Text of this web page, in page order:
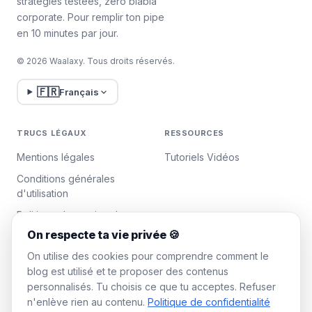
c'est peut-être un signe qu'elle vous a
supprimé de ses contacts. Soyez attentif
à ces petits indices ! 👀
méthode infaillible et directe pour savoir qui
vous a supprimé. Soyez attentifs... 🕵️‍♂️🔍
corporate. Pour remplir ton pipe
en 10 minutes par jour.
© 2026 Waalaxy. Tous droits réservés.
🇫🇷Français
TRUCS LÉGAUX
Mentions légales
Conditions générales
d'utilisation
Politique de gestion des
données
Gérer les cookies
RESSOURCES
Tutoriels Vidéos
WAALAXY
On respecte ta vie privée 🍪
On utilise des cookies pour comprendre comment le
blog est utilisé et te proposer des contenus
personnalisés. Tu choisis ce que tu acceptes. Refuser
n'enlève rien au contenu. Politique de confidentialité